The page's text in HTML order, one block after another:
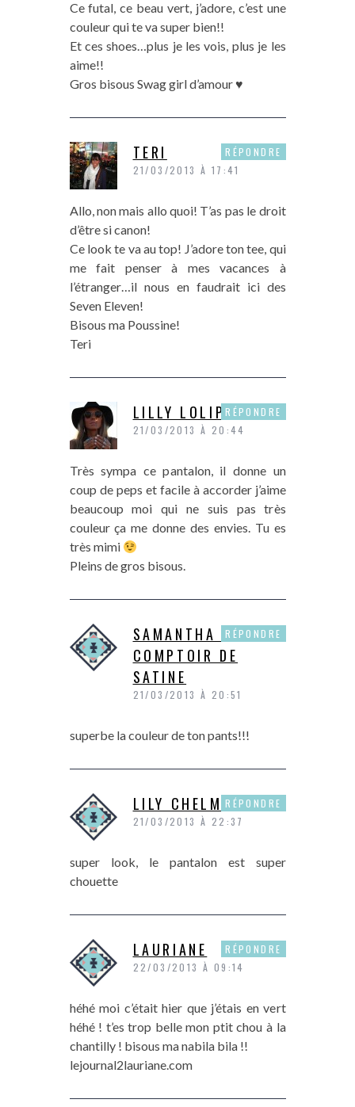
Ce futal, ce beau vert, j’adore, c’est une
couleur qui te va super bien!!
Et ces shoes…plus je les vois, plus je les
aime!!
Gros bisous Swag girl d’amour ♥
TERI
21/03/2013 À 17:41
Allo, non mais allo quoi! T’as pas le droit
d’être si canon!
Ce look te va au top! J’adore ton tee, qui
me fait penser à mes vacances à
l’étranger…il nous en faudrait ici des
Seven Eleven!
Bisous ma Poussine!
Teri
RÉPONDRE
LILLY LOLIPOPS
21/03/2013 À 20:44
Très sympa ce pantalon, il donne un
coup de peps et facile à accorder j’aime
beaucoup moi qui ne suis pas très
couleur ça me donne des envies. Tu es
très mimi
Pleins de gros bisous.
RÉPONDRE
SAMANTHA DU
COMPTOIR DE
SATINE
21/03/2013 À 20:51
superbe la couleur de ton pants!!!
RÉPONDRE
LILY CHELMEY
21/03/2013 À 22:37
super look, le pantalon est super
chouette
RÉPONDRE
LAURIANE
22/03/2013 À 09:14
héhé moi c’était hier que j’étais en vert
héhé ! t’es trop belle mon ptit chou à la
chantilly ! bisous ma nabila bila !!
lejournal2lauriane.com
RÉPONDRE